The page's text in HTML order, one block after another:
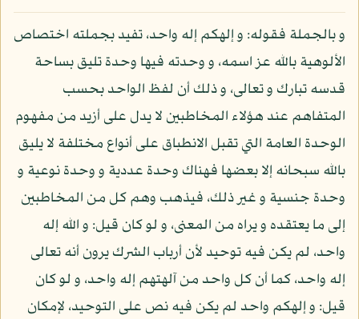
و بالجملة فقوله: و إلهكم إله واحد، تفيد بجملته اختصاص
الألوهية بالله عز اسمه، و وحدته فيها وحدة تليق بساحة
قدسه تبارك و تعالى، و ذلك أن لفظ الواحد بحسب
المتفاهم عند هؤلاء المخاطبين لا يدل على أزيد من مفهوم
الوحدة العامة التي تقبل الانطباق على أنواع مختلفة لا يليق
بالله سبحانه إلا بعضها فهناك وحدة عددية و وحدة نوعية و
وحدة جنسية و غير ذلك، فيذهب وهم كل من المخاطبين
إلى ما يعتقده و يراه من المعنى، و لو كان قيل: و الله إله
واحد، لم يكن فيه توحيد لأن أرباب الشرك يرون أنه تعالى
إله واحد، كما أن كل واحد من آلهتهم إله واحد، و لو كان
قيل: و إلهكم واحد لم يكن فيه نص على التوحيد، لإمكان